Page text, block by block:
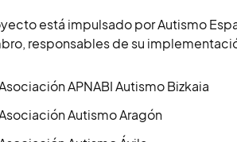
está impulsado por Autismo
responsables de su
APNABI Autismo Bizkaia
Autismo Aragón